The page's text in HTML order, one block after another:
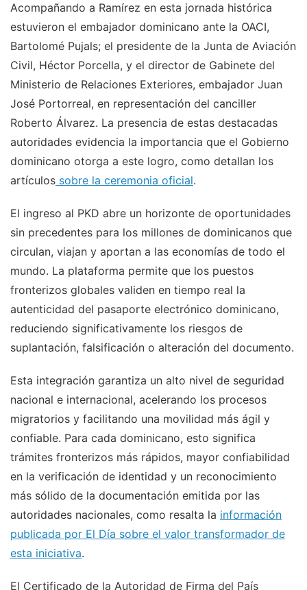
Acompañando a Ramírez en esta jornada histórica
estuvieron el embajador dominicano ante la OACI,
Bartolomé Pujals; el presidente de la Junta de Aviación
Civil, Héctor Porcella, y el director de Gabinete del
Ministerio de Relaciones Exteriores, embajador Juan
José Portorreal, en representación del canciller
Roberto Álvarez. La presencia de estas destacadas
autoridades evidencia la importancia que el Gobierno
dominicano otorga a este logro, como detallan los
artículos sobre la ceremonia oficial.
El ingreso al PKD abre un horizonte de oportunidades
sin precedentes para los millones de dominicanos que
circulan, viajan y aportan a las economías de todo el
mundo. La plataforma permite que los puestos
fronterizos globales validen en tiempo real la
autenticidad del pasaporte electrónico dominicano,
reduciendo significativamente los riesgos de
suplantación, falsificación o alteración del documento.
Esta integración garantiza un alto nivel de seguridad
nacional e internacional, acelerando los procesos
migratorios y facilitando una movilidad más ágil y
confiable. Para cada dominicano, esto significa
trámites fronterizos más rápidos, mayor confiabilidad
en la verificación de identidad y un reconocimiento
más sólido de la documentación emitida por las
autoridades nacionales, como resalta la información
publicada por El Día sobre el valor transformador de
esta iniciativa.
El Certificado de la Autoridad de Firma del País